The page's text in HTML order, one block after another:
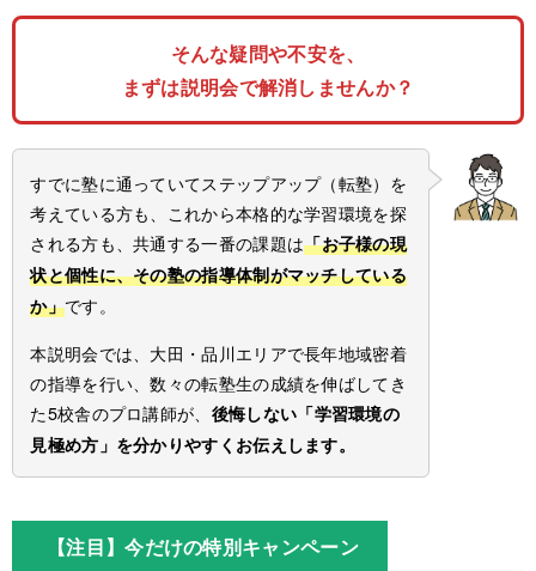
そんな疑問や不安を、
まずは説明会で解消しませんか？
すでに塾に通っていてステップアップ（転塾）を
考えている方も、これから本格的な学習環境を探
される方も、共通する一番の課題は「お子様の現
状と個性に、その塾の指導体制がマッチしている
か」です。
本説明会では、大田・品川エリアで長年地域密着
の指導を行い、数々の転塾生の成績を伸ばしてき
た5校舎のプロ講師が、 後悔しない「学習環境の
見極め方」を分かりやすくお伝えします。
【注目】今だけの特別キャンペーン